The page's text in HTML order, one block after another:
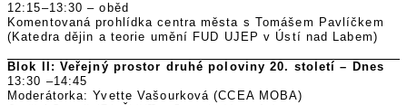
12:15–13:30 – oběd
Komentovaná prohlídka centra města s Tomášem Pavlíčkem
(Katedra dějin a teorie umění FUD UJEP v Ústí nad Labem)
Blok II: Veřejný prostor druhé poloviny 20. století – Dnes
13:30 –14:45
Moderátorka: Yvette Vašourková (CCEA MOBA)